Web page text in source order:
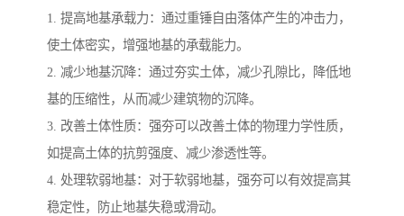
1. 提高地基承载力：通过重锤自由落体产生的冲击力，
使土体密实，增强地基的承载能力。
2. 减少地基沉降：通过夯实土体，减少孔隙比，降低地
基的压缩性，从而减少建筑物的沉降。
3. 改善土体性质：强夯可以改善土体的物理力学性质，
如提高土体的抗剪强度、减少渗透性等。
4. 处理软弱地基：对于软弱地基，强夯可以有效提高其
稳定性，防止地基失稳或滑动。